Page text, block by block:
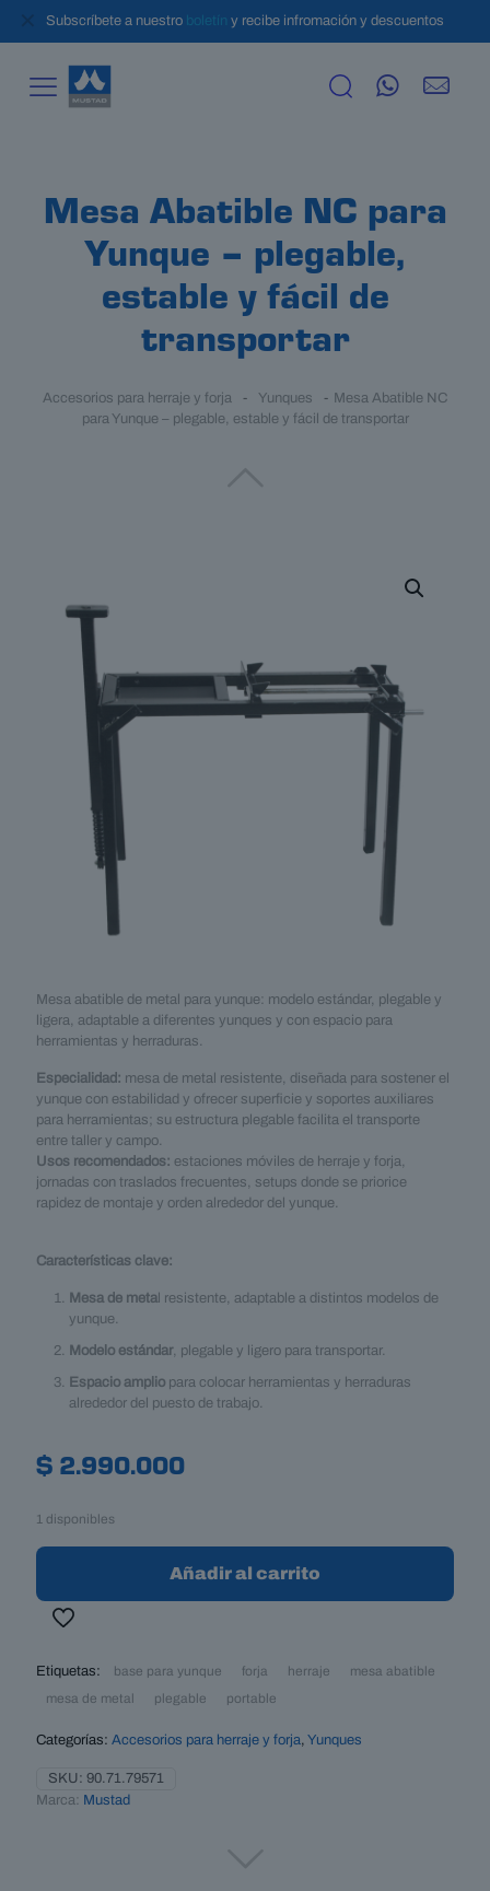
Subscríbete a nuestro boletín y recibe infromación y descuentos
Mesa Abatible NC para
Yunque – plegable,
estable y fácil de
transportar
Accesorios para herraje y forja - Yunques - Mesa Abatible NC
para Yunque – plegable, estable y fácil de transportar
Mesa abatible de metal para yunque: modelo estándar, plegable y
ligera, adaptable a diferentes yunques y con espacio para
herramientas y herraduras.
Especialidad: mesa de metal resistente, diseñada para sostener el
yunque con estabilidad y ofrecer superficie y soportes auxiliares
para herramientas; su estructura plegable facilita el transporte
entre taller y campo.
Usos recomendados: estaciones móviles de herraje y forja,
jornadas con traslados frecuentes, setups donde se priorice
rapidez de montaje y orden alrededor del yunque.
Características clave:
Mesa de meta l resistente, adaptable a distintos modelos de
yunque.
Modelo estándar, plegable y ligero para transportar.
Espacio amplio para colocar herramientas y herraduras
alrededor del puesto de trabajo.
$ 2.990.000
1 disponibles
Añadir al carrito
Etiquetas: base para yunque forja herraje mesa abatible
mesa de metal plegable portable
Categorías: Accesorios para herraje y forja, Yunques
SKU: 90.71.79571
Marca: Mustad